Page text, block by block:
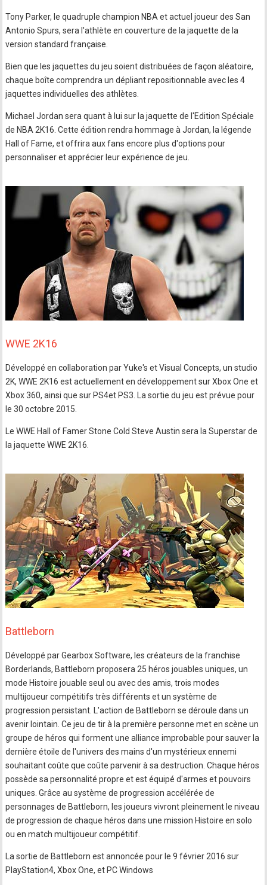
Tony Parker, le quadruple champion NBA et actuel joueur des San
Antonio Spurs, sera l'athlète en couverture de la jaquette de la
version standard française.
Bien que les jaquettes du jeu soient distribuées de façon aléatoire,
chaque boîte comprendra un dépliant repositionnable avec les 4
jaquettes individuelles des athlètes.
Michael Jordan sera quant à lui sur la jaquette de l'Edition Spéciale
de NBA 2K16. Cette édition rendra hommage à Jordan, la légende
Hall of Fame, et offrira aux fans encore plus d'options pour
personnaliser et apprécier leur expérience de jeu.
WWE 2K16
Développé en collaboration par Yuke's et Visual Concepts, un studio
2K, WWE 2K16 est actuellement en développement sur Xbox One et
Xbox 360, ainsi que sur PS4et PS3. La sortie du jeu est prévue pour
le 30 octobre 2015.
Le WWE Hall of Famer Stone Cold Steve Austin sera la Superstar de
la jaquette WWE 2K16.
Battleborn
Développé par Gearbox Software, les créateurs de la franchise
Borderlands, Battleborn proposera 25 héros jouables uniques, un
mode Histoire jouable seul ou avec des amis, trois modes
multijoueur compétitifs très différents et un système de
progression persistant. L'action de Battleborn se déroule dans un
avenir lointain. Ce jeu de tir à la première personne met en scène un
groupe de héros qui forment une alliance improbable pour sauver la
dernière étoile de l'univers des mains d'un mystérieux ennemi
souhaitant coûte que coûte parvenir à sa destruction. Chaque héros
possède sa personnalité propre et est équipé d'armes et pouvoirs
uniques. Grâce au système de progression accélérée de
personnages de Battleborn, les joueurs vivront pleinement le niveau
de progression de chaque héros dans une mission Histoire en solo
ou en match multijoueur compétitif.
La sortie de Battleborn est annoncée pour le 9 février 2016 sur
PlayStation4, Xbox One, et PC Windows